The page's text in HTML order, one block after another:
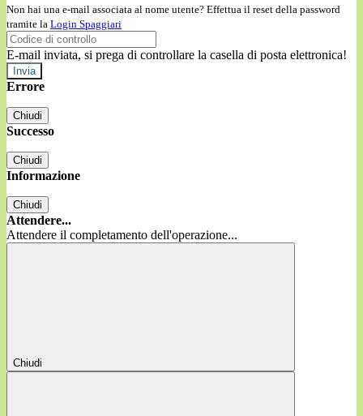
Non hai una e-mail associata al nome utente? Effettua il reset della password
tramite la Login Spaggiari
E-mail inviata, si prega di controllare la casella di posta elettronica!
Errore
Chiudi
Successo
Chiudi
Informazione
Chiudi
Attendere...
Attendere il completamento dell'operazione...
Chiudi